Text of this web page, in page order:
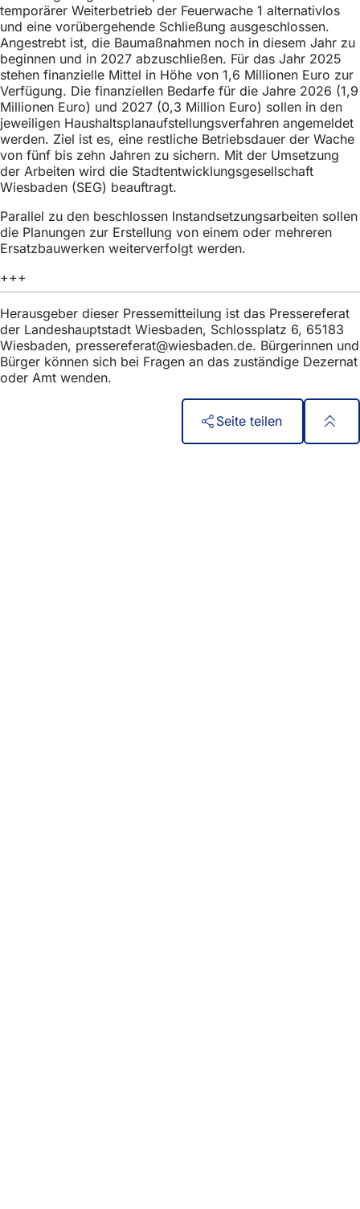
temporärer Weiterbetrieb der Feuerwache 1 alternativlos
und eine vorübergehende Schließung ausgeschlossen.
Angestrebt ist, die Baumaßnahmen noch in diesem Jahr zu
beginnen und in 2027 abzuschließen. Für das Jahr 2025
stehen finanzielle Mittel in Höhe von 1,6 Millionen Euro zur
Verfügung. Die finanziellen Bedarfe für die Jahre 2026 (1,9
Millionen Euro) und 2027 (0,3 Million Euro) sollen in den
jeweiligen Haushaltsplanaufstellungsverfahren angemeldet
werden. Ziel ist es, eine restliche Betriebsdauer der Wache
von fünf bis zehn Jahren zu sichern. Mit der Umsetzung
der Arbeiten wird die Stadtentwicklungsgesellschaft
Wiesbaden (SEG) beauftragt.
Parallel zu den beschlossen Instandsetzungsarbeiten sollen
die Planungen zur Erstellung von einem oder mehreren
Ersatzbauwerken weiterverfolgt werden.
+++
Herausgeber dieser Pressemitteilung ist das Pressereferat
der Landeshauptstadt Wiesbaden, Schlossplatz 6, 65183
Wiesbaden, pressereferat wiesbaden de. Bürgerinnen und
Bürger können sich bei Fragen an das zuständige Dezernat
oder Amt wenden.
Seite teilen